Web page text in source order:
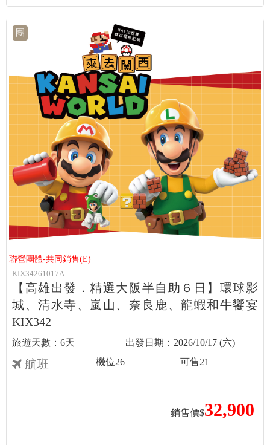
團
聯營團體-共同銷售(E)
KIX34261017A
【高雄出發．精選大阪半自助６日】環球影
城、清水寺、嵐山、奈良鹿、龍蝦和牛饗宴
KIX342
6天 2026/10/17 (六)
航班
銷售價$32,900
機位26 可售21